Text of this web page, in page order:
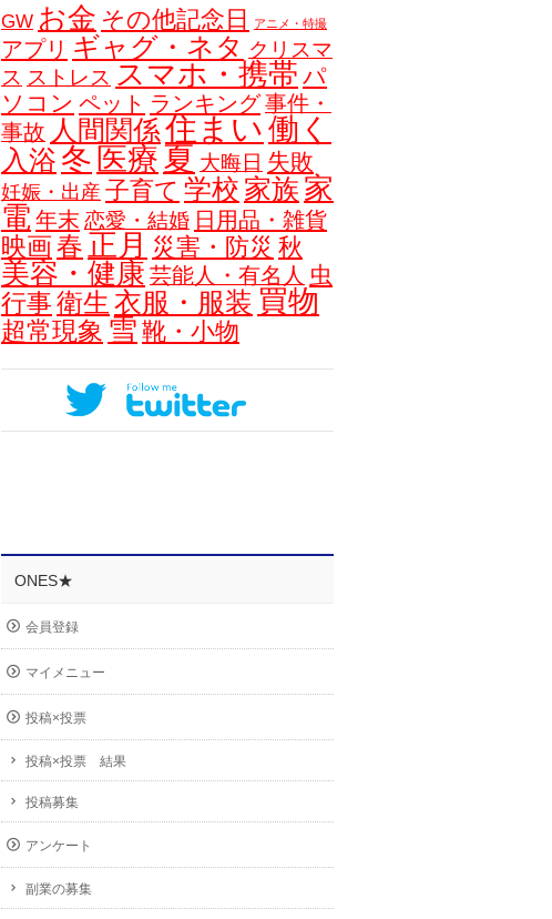
GW お金 その他記念日 アニメ・特撮
アプリ ギャグ・ネタ クリスマ
ス ストレス スマホ・携帯 パ
ソコン ペット ランキング事件・
事故 人間関係住まい働く
入浴 冬 医療夏 大晦日 失敗
妊娠・出産 子育て 学校 家族 家
電 年末 恋愛・結婚 日用品・雑貨
映画春 正月 災害・防災 秋
美容・健康 芸能人・有名人 虫
行事衛生 衣服・服装 買物
超常現象 雪 靴・小物
ONES★
会員登録
マイメニュー
投稿×投票
投稿×投票 結果
投稿募集
アンケート
副業の募集